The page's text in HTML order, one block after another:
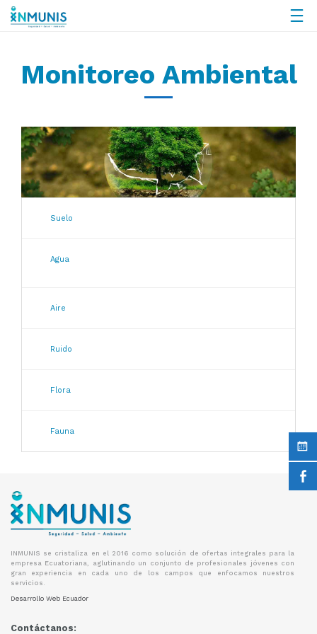
Monitoreo Ambiental
Suelo
Agua
Aire
Ruido
Flora
Fauna
INMUNIS se cristaliza en el 2016 como solución de ofertas integrales para la
empresa Ecuatoriana, aglutinando un conjunto de profesionales jóvenes con
gran experiencia en cada uno de los campos que enfocamos nuestros
servicios.
Desarrollo Web Ecuador
Contáctanos: